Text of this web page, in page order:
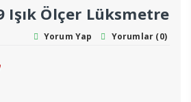
Işık Ölçer Lüksmetre
Yorum Yap Yorumlar (0)